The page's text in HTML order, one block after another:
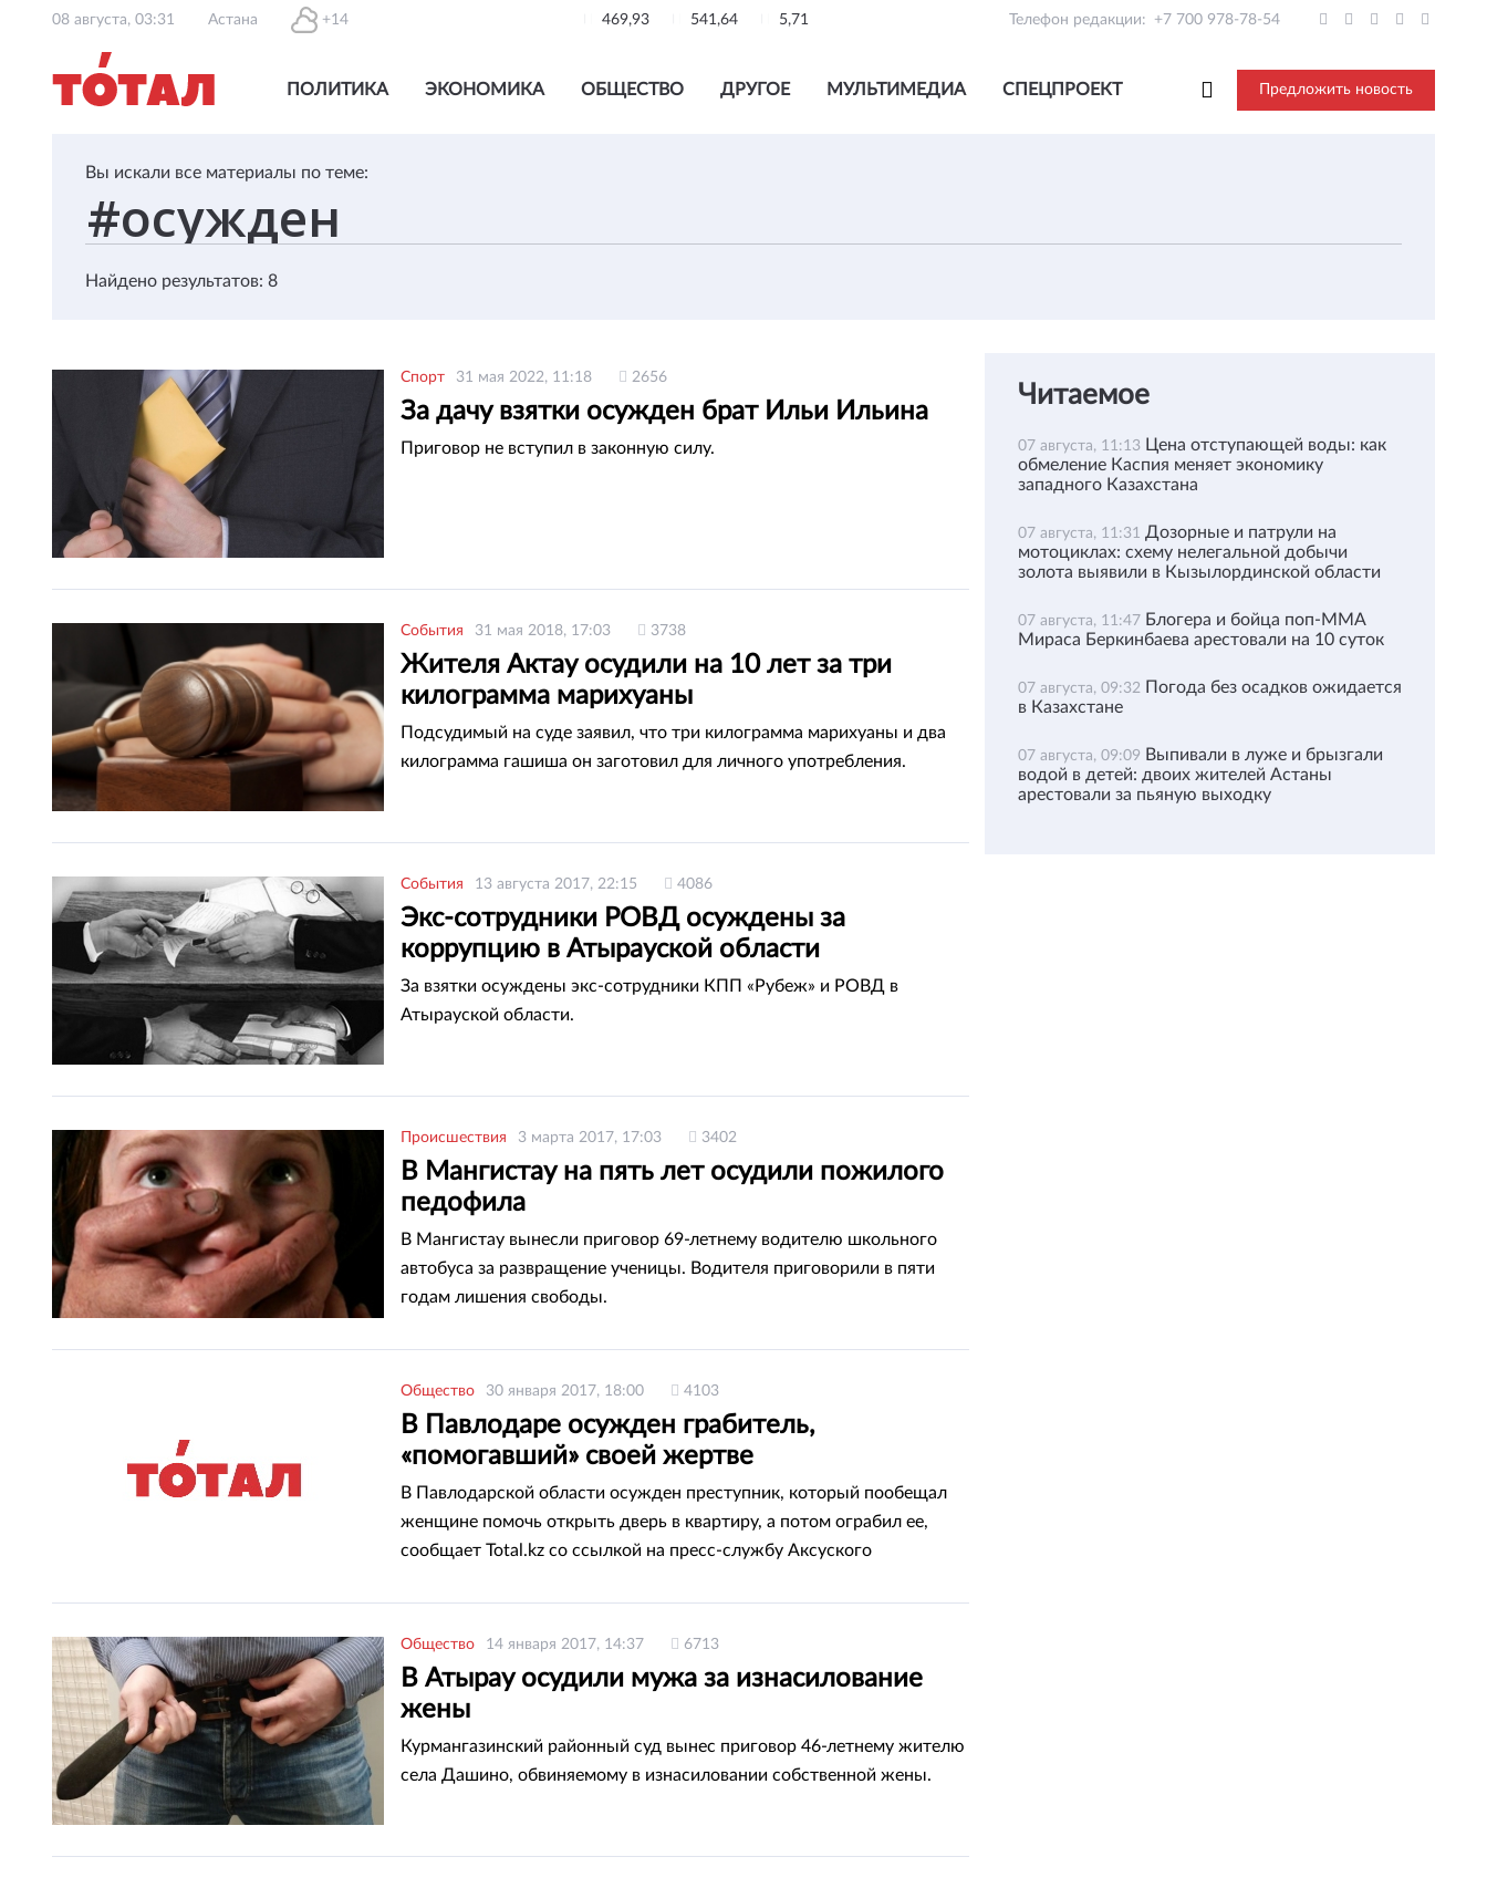
08 августа, 03:31 Астана +14 469,93 541,64 5,71 Телефон редакции: +7 700 978-78-54
ПОЛИТИКА ЭКОНОМИКА ОБЩЕСТВО ДРУГОЕ МУЛЬТИМЕДИА СПЕЦПРОЕКТ Предложить новость
Вы искали все материалы по теме:
Найдено результатов: 8
Спорт 31 мая 2022, 11:18 2656
За дачу взятки осужден брат Ильи Ильина
Приговор не вступил в законную силу.
События 31 мая 2018, 17:03 3738
Жителя Актау осудили на 10 лет за три
килограмма марихуаны
Подсудимый на суде заявил, что три килограмма марихуаны и два
килограмма гашиша он заготовил для личного употребления.
События 13 августа 2017, 22:15 4086
Экс-сотрудники РОВД осуждены за
коррупцию в Атырауской области
За взятки осуждены экс-сотрудники КПП «Рубеж» и РОВД в
Атырауской области.
Происшествия 3 марта 2017, 17:03 3402
В Мангистау на пять лет осудили пожилого
педофила
В Мангистау вынесли приговор 69-летнему водителю школьного
автобуса за развращение ученицы. Водителя приговорили в пяти
годам лишения свободы.
Общество 30 января 2017, 18:00 4103
В Павлодаре осужден грабитель,
«помогавший» своей жертве
В Павлодарской области осужден преступник, который пообещал
женщине помочь открыть дверь в квартиру, а потом ограбил ее,
сообщает Total.kz со ссылкой на пресс-службу Аксуского
Общество 14 января 2017, 14:37 6713
В Атырау осудили мужа за изнасилование
жены
Курмангазинский районный суд вынес приговор 46-летнему жителю
села Дашино, обвиняемому в изнасиловании собственной жены.
Читаемое
07 августа, 11:13 Цена отступающей воды: как
обмеление Каспия меняет экономику
западного Казахстана
07 августа, 11:31 Дозорные и патрули на
мотоциклах: схему нелегальной добычи
золота выявили в Кызылординской области
07 августа, 11:47 Блогера и бойца поп-ММА
Мираса Беркинбаева арестовали на 10 суток
07 августа, 09:32 Погода без осадков ожидается
в Казахстане
07 августа, 09:09 Выпивали в луже и брызгали
водой в детей: двоих жителей Астаны
арестовали за пьяную выходку